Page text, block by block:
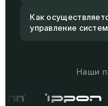
Как
управление
Наши